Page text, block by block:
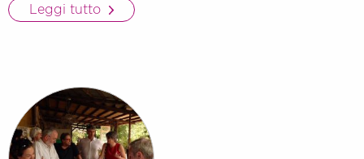
Leggi tutto